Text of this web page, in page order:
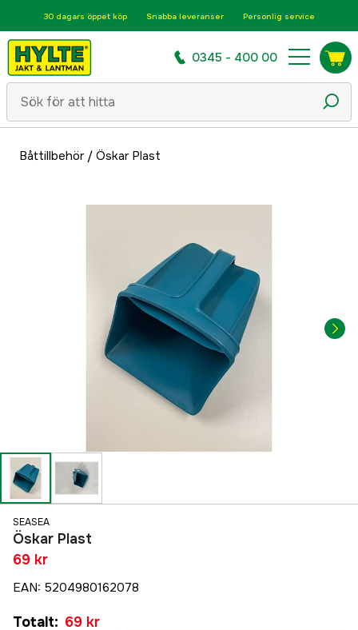
30 dagars öppet köp Snabba leveranser Personlig service
0345 - 400 00
Båttillbehör/ Öskar Plast
SEASEA
Öskar Plast
69 kr
EAN: 5204980162078
Totalt: 69 kr